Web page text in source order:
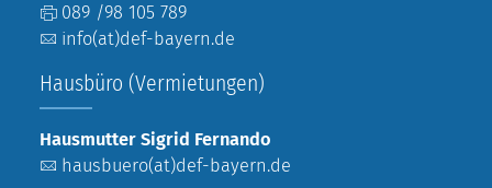
089 /98 105 789
info(at)def-bayern.de
Hausbüro (Vermietungen)
Hausmutter Sigrid Fernando
hausbuero(at)def-bayern.de